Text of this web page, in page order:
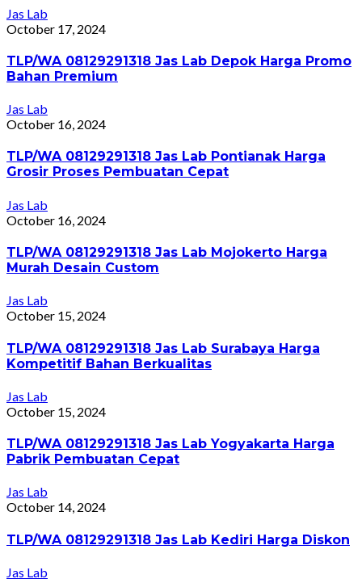
Jas Lab
October 17, 2024
TLP/WA 08129291318 Jas Lab Depok Harga Promo
Bahan Premium
Jas Lab
October 16, 2024
TLP/WA 08129291318 Jas Lab Pontianak Harga
Grosir Proses Pembuatan Cepat
Jas Lab
October 16, 2024
TLP/WA 08129291318 Jas Lab Mojokerto Harga
Murah Desain Custom
Jas Lab
October 15, 2024
TLP/WA 08129291318 Jas Lab Surabaya Harga
Kompetitif Bahan Berkualitas
Jas Lab
October 15, 2024
TLP/WA 08129291318 Jas Lab Yogyakarta Harga
Pabrik Pembuatan Cepat
Jas Lab
October 14, 2024
TLP/WA 08129291318 Jas Lab Kediri Harga Diskon
Jas Lab